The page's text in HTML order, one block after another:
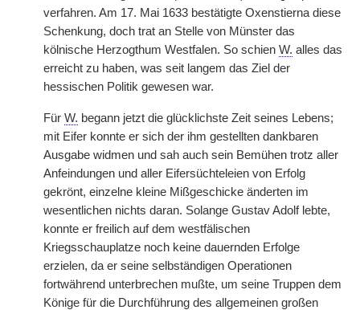
verfahren. Am 17. Mai 1633 bestätigte Oxenstierna diese
Schenkung, doch trat an Stelle von Münster das
kölnische Herzogthum Westfalen. So schien W. alles das
erreicht zu haben, was seit langem das Ziel der
hessischen Politik gewesen war.
Für W. begann jetzt die glücklichste Zeit seines Lebens;
mit Eifer konnte er sich der ihm gestellten dankbaren
Ausgabe widmen und sah auch sein Bemühen trotz aller
Anfeindungen und aller Eifersüchteleien von Erfolg
gekrönt, einzelne kleine Mißgeschicke änderten im
wesentlichen nichts daran. Solange Gustav Adolf lebte,
konnte er freilich auf dem westfälischen
Kriegsschauplatze noch keine dauernden Erfolge
erzielen, da er seine selbständigen Operationen
fortwährend unterbrechen mußte, um seine Truppen dem
Könige für die Durchführung des allgemeinen großen